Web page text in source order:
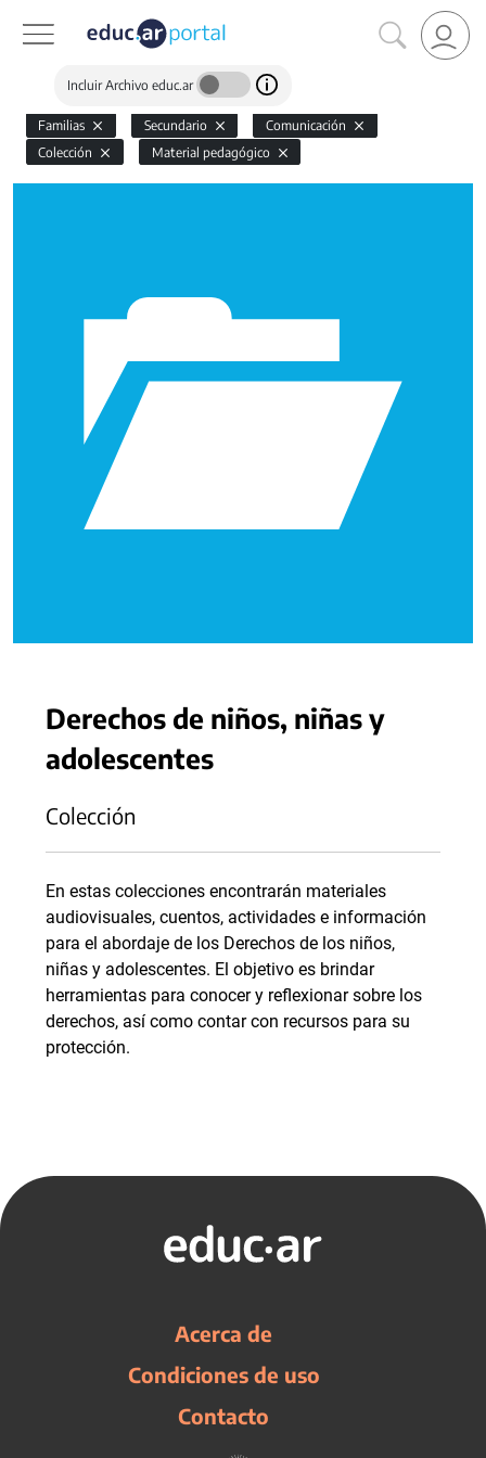
Incluir Archivo educ.ar
Familias Secundario
Comunicación
Colección
Material pedagógico
Derechos de niños, niñas y
adolescentes
Colección
En estas colecciones encontrarán materiales
audiovisuales, cuentos, actividades e información
para el abordaje de los Derechos de los niños,
niñas y adolescentes. El objetivo es brindar
herramientas para conocer y reflexionar sobre los
derechos, así como contar con recursos para su
protección.
Acerca de
Condiciones de uso
Contacto